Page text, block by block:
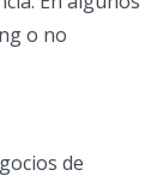
o no
de